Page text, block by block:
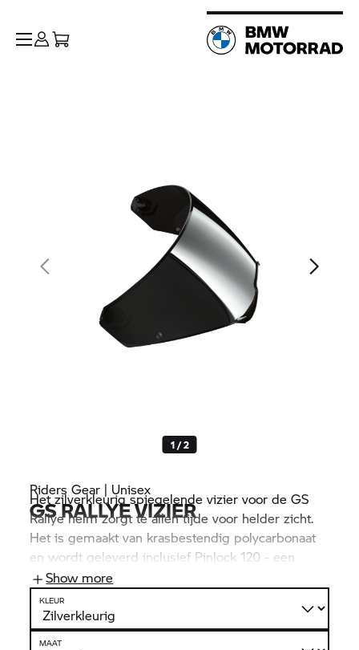
1 / 2
Riders Gear | Unisex
GS RALLYE VIZIER
Het zilverkleurig spiegelende vizier voor de GS
Rallye helm zorgt te allen tijde voor helder zicht.
Het is gemaakt van krasbestendig polycarbonaat
en wordt geleverd inclusief Pinlock 120 - een
innovatief dubbel viziersysteem: het vastgeklemde
binnenvizier met siliconen afdichting is gemaakt
van een vochtabsorberend materiaal zodat beslaan
effectief wordt voorkomen.
Show more
KLEUR
MAAT